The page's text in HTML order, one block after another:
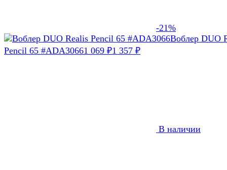
-21%
Воблер DUO
Pencil 65 #ADA30661 069 ₽1 357 ₽
В наличии